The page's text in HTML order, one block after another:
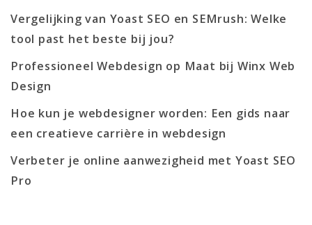
Vergelijking van Yoast SEO en SEMrush: Welke
tool past het beste bij jou?
Professioneel Webdesign op Maat bij Winx Web
Design
Hoe kun je webdesigner worden: Een gids naar
een creatieve carrière in webdesign
Verbeter je online aanwezigheid met Yoast SEO
Pro